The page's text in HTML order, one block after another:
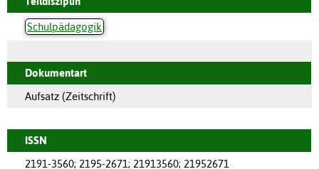
Schulpädagogik
Dokumentart
Aufsatz (Zeitschrift)
ISSN
2191-3560; 2195-2671; 21913560; 21952671